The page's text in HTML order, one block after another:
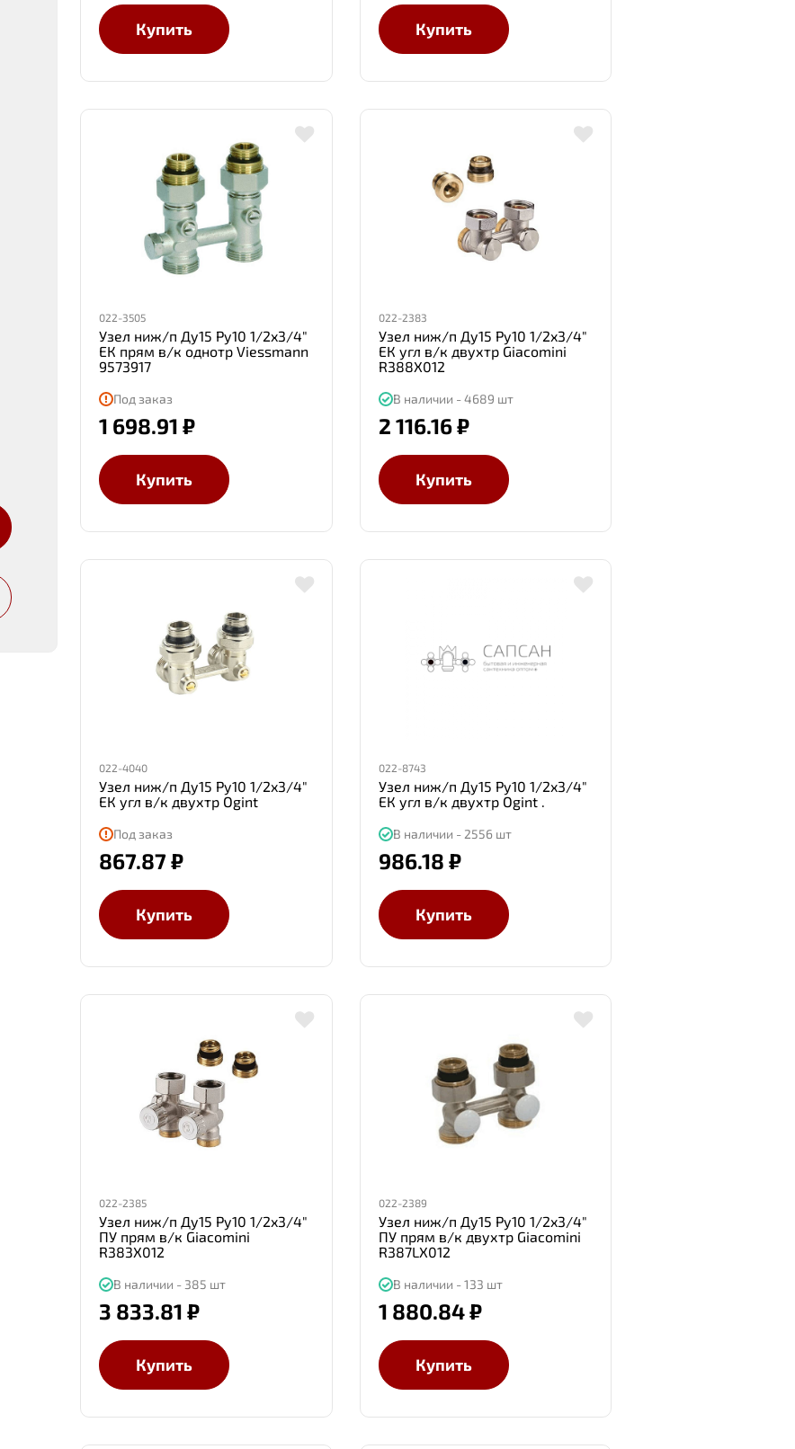
Купить Купить
022-3505
Узел ниж/п Ду15 Ру10 1/2x3/4"
ЕК прям в/к однотр Viessmann
9573917
Под заказ
1 698.91 ₽
Купить
022-2383
Узел ниж/п Ду15 Ру10 1/2x3/4"
ЕК угл в/к двухтр Giacomini
R388X012
В наличии - 4689 шт
2 116.16 ₽
Купить
022-4040
Узел ниж/п Ду15 Ру10 1/2x3/4"
ЕК угл в/к двухтр Ogint
Под заказ
867.87 ₽
Купить
022-8743
Узел ниж/п Ду15 Ру10 1/2x3/4"
ЕК угл в/к двухтр Ogint .
В наличии - 2556 шт
986.18 ₽
Купить
022-2385
Узел ниж/п Ду15 Ру10 1/2x3/4"
ПУ прям в/к Giacomini
R383X012
В наличии - 385 шт
3 833.81 ₽
Купить
022-2389
Узел ниж/п Ду15 Ру10 1/2x3/4"
ПУ прям в/к двухтр Giacomini
R387LX012
В наличии - 133 шт
1 880.84 ₽
Купить